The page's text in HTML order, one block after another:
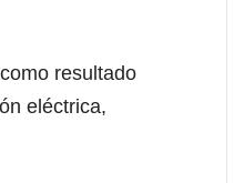
resultado
eléctrica,